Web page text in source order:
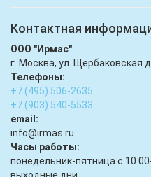
Контактная
ООО "Ирмас"
г. Москва, ул. Щербаковская
Телефоны:
+7 (495) 506-2635
+7 (903) 540-5533
email:
infо@irmas.ru
Часы работы:
понедельник-пятница с